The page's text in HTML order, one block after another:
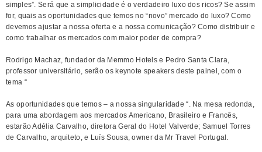
simples”. Será que a simplicidade é o verdadeiro luxo dos ricos? Se assim
for, quais as oportunidades que temos no “novo” mercado do luxo? Como
devemos ajustar a nossa oferta e a nossa comunicação? Como distribuir e
como trabalhar os mercados com maior poder de compra?
Rodrigo Machaz, fundador da Memmo Hotels e Pedro Santa Clara,
professor universitário, serão os keynote speakers deste painel, com o
tema “
As oportunidades que temos – a nossa singularidade “. Na mesa redonda,
para uma abordagem aos mercados Americano, Brasileiro e Francês,
estarão Adélia Carvalho, diretora Geral do Hotel Valverde; Samuel Torres
de Carvalho, arquiteto, e Luís Sousa, owner da Mr Travel Portugal.